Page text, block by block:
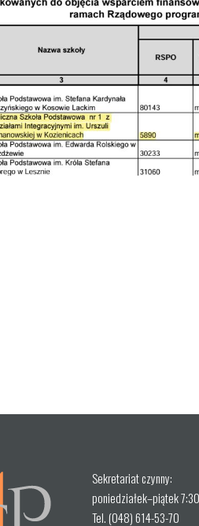
Sekretariat czynny:
poniedziałek–piątek
Tel. (048) 614-53-70